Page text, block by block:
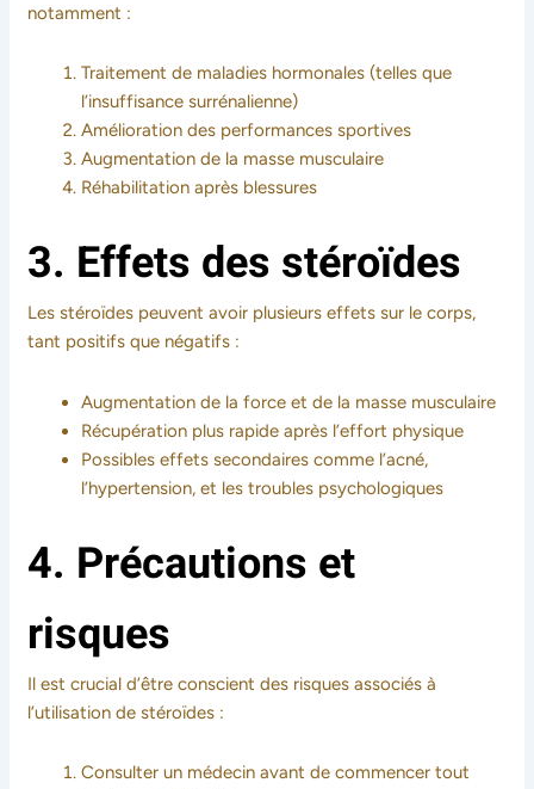
notamment :
Traitement de maladies hormonales (telles que
l’insuffisance surrénalienne)
Amélioration des performances sportives
Augmentation de la masse musculaire
Réhabilitation après blessures
3. Effets des stéroïdes
Les stéroïdes peuvent avoir plusieurs effets sur le corps,
tant positifs que négatifs :
Augmentation de la force et de la masse musculaire
Récupération plus rapide après l’effort physique
Possibles effets secondaires comme l’acné,
l’hypertension, et les troubles psychologiques
4. Précautions et
risques
Il est crucial d’être conscient des risques associés à
l’utilisation de stéroïdes :
Consulter un médecin avant de commencer tout